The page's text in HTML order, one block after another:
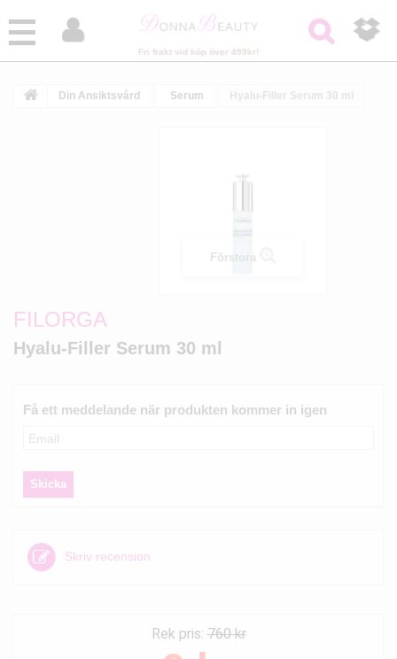
Din Ansiktsvård Serum Hyalu-Filler Serum 30 ml
Förstora
FILORGA
Hyalu-Filler Serum 30 ml
Få ett meddelande när produkten kommer in igen
Skriv recension
Rek pris:760 kr
Fri frakt vid köp över 499kr!
 
